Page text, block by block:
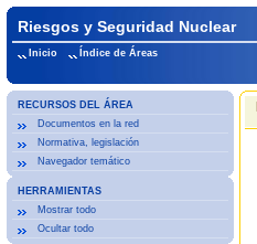
Riesgos y Seguridad Nuclear
Inicio Índice de Áreas
RECURSOS DEL ÁREA
Documentos en la red
Normativa, legislación
Navegador temático
HERRAMIENTAS
Mostrar todo
Ocultar todo